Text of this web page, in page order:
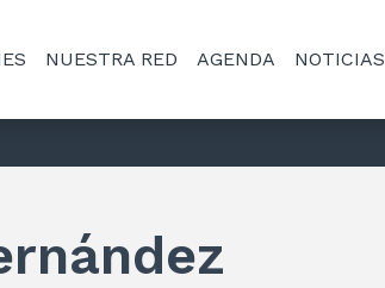
NUESTRA RED AGENDA NOTICIAS